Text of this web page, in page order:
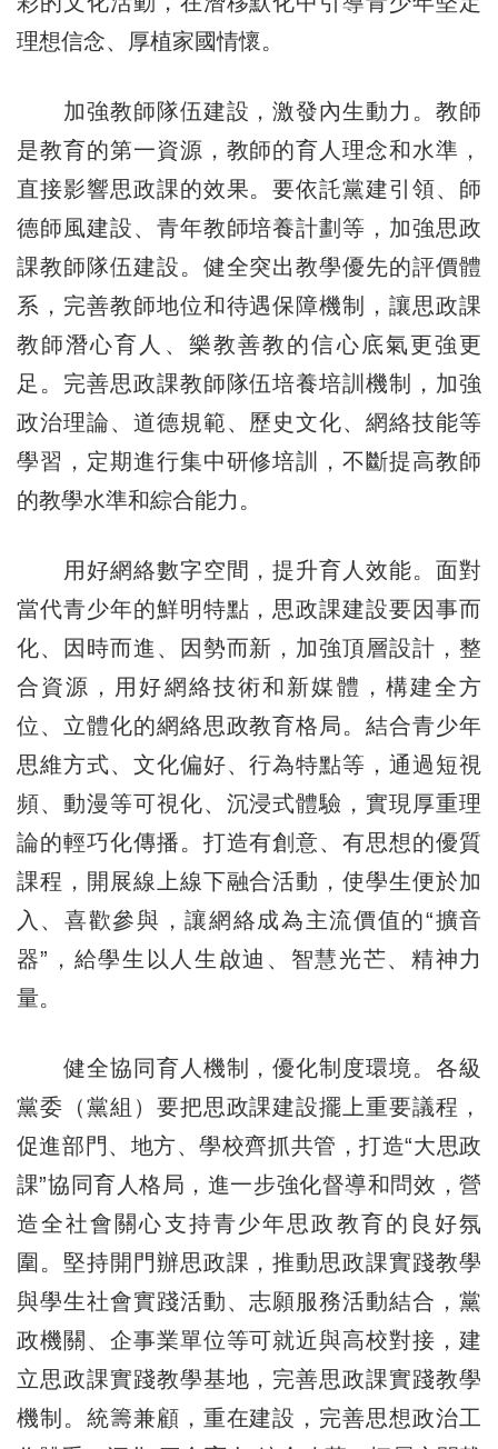
理想信念、厚植家國情懷。
加強教師隊伍建設，激發內生動力。教師
是教育的第一資源，教師的育人理念和水準，
直接影響思政課的效果。要依託黨建引領、師
德師風建設、青年教師培養計劃等，加強思政
課教師隊伍建設。健全突出教學優先的評價體
系，完善教師地位和待遇保障機制，讓思政課
教師潛心育人、樂教善教的信心底氣更強更
足。完善思政課教師隊伍培養培訓機制，加強
政治理論、道德規範、歷史文化、網絡技能等
學習，定期進行集中研修培訓，不斷提高教師
的教學水準和綜合能力。
用好網絡數字空間，提升育人效能。面對
當代青少年的鮮明特點，思政課建設要因事而
化、因時而進、因勢而新，加強頂層設計，整
合資源，用好網絡技術和新媒體，構建全方
位、立體化的網絡思政教育格局。結合青少年
思維方式、文化偏好、行為特點等，通過短視
頻、動漫等可視化、沉浸式體驗，實現厚重理
論的輕巧化傳播。打造有創意、有思想的優質
課程，開展線上線下融合活動，使學生便於加
入、喜歡參與，讓網絡成為主流價值的“擴音
器”，給學生以人生啟迪、智慧光芒、精神力
量。
健全協同育人機制，優化制度環境。各級
黨委（黨組）要把思政課建設擺上重要議程，
促進部門、地方、學校齊抓共管，打造“大思政
課”協同育人格局，進一步強化督導和問效，營
造全社會關心支持青少年思政教育的良好氛
圍。堅持開門辦思政課，推動思政課實踐教學
與學生社會實踐活動、志願服務活動結合，黨
政機關、企事業單位等可就近與高校對接，建
立思政課實踐教學基地，完善思政課實踐教學
機制。統籌兼顧，重在建設，完善思想政治工